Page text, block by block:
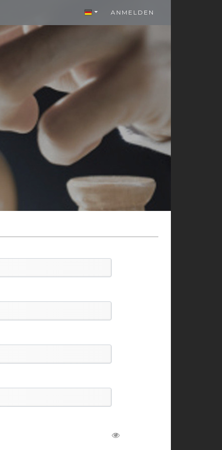
ANMELDEN